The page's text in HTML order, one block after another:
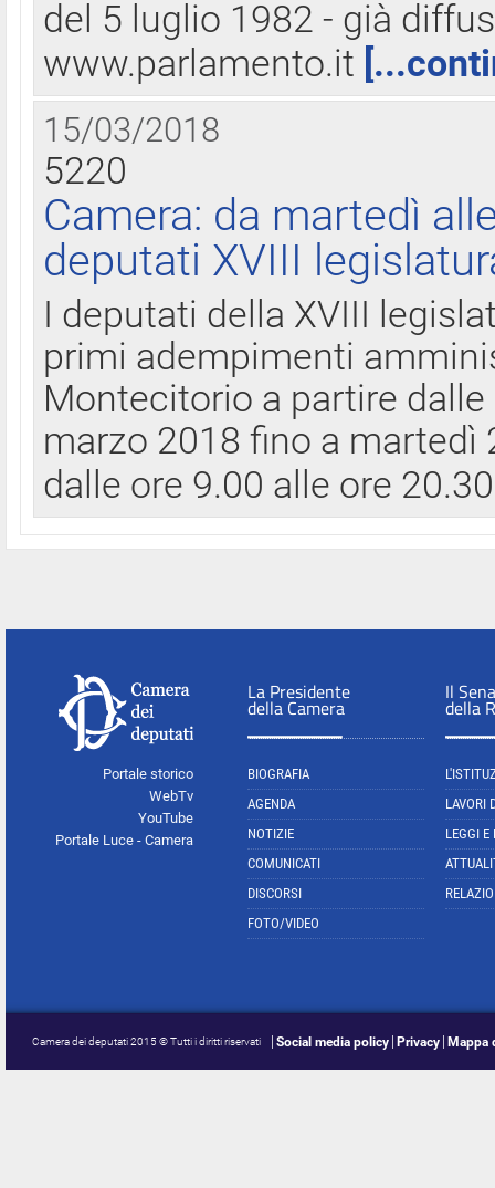
del 5 luglio 1982 - già
www.parlamento.it
15/03/2018
5220
Camera: da martedì
deputati XVIII
I deputati della XVIII
primi adempimenti
Montecitorio a partire
marzo 2018 fino a
dalle ore 9.00 alle ore
Portale storico
WebTv
YouTube
Portale Luce - Camera
La Presidente
della Camera
BIOGRAFIA
AGENDA
NOTIZIE
COMUNICATI
DISCORSI
FOTO/VIDEO
Il
della
LAVORI
LEGGI E
Camera dei deputati 2015 © Tutti i diritti riservati Social media policy Privacy Mappa